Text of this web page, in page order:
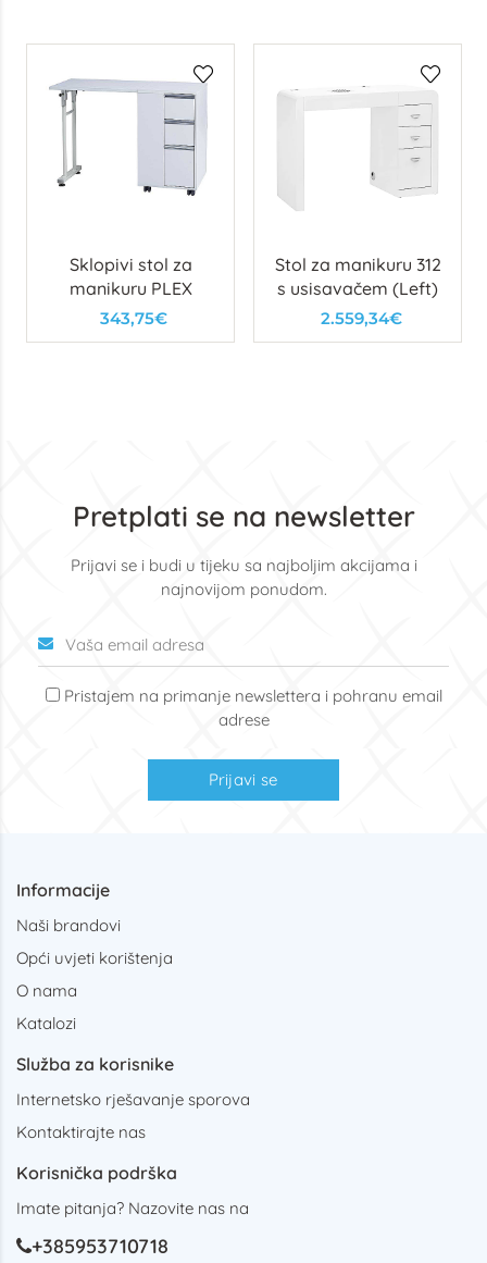
Sklopivi stol za
manikuru PLEX
343,75€
Stol za manikuru 312
s usisavačem (Left)
2.559,34€
Pretplati se na newsletter
Prijavi se i budi u tijeku sa najboljim akcijama i
najnovijom ponudom.
Pristajem na primanje newslettera i pohranu email
adrese
Prijavi se
Informacije
Naši brandovi
Opći uvjeti korištenja
O nama
Katalozi
Služba za korisnike
Internetsko rješavanje sporova
Kontaktirajte nas
Korisnička podrška
Imate pitanja? Nazovite nas na
+385953710718